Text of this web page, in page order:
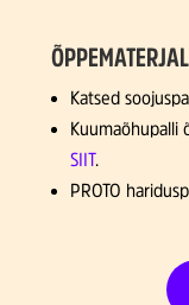
Katsed
Kuumaõhupalli
SIIT.
PROTO